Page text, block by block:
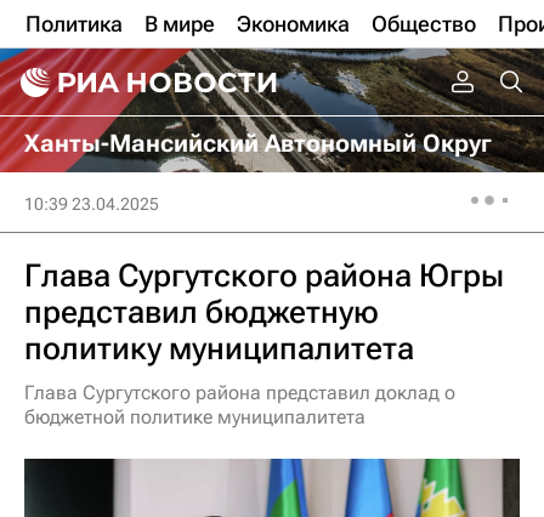
Политика В мире Экономика Общество
Ханты-Мансийский Автономный Округ
10:39 23.04.2025
Глава Сургутского района Югры
представил бюджетную
политику муниципалитета
Глава Сургутского района представил доклад о
бюджетной политике муниципалитета